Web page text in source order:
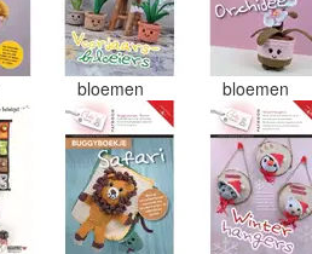
bloemen bloemen